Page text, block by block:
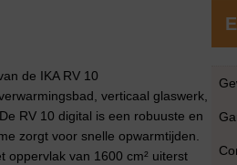
de IKA RV 10
verticaal glaswerk,
RV 10 digital is een robuuste en
zorgt voor snelle opwarmtijden.
oppervlak van 1600 cm² uiterst